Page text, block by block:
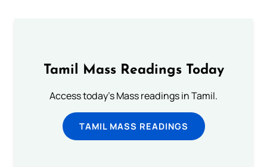
Tamil Mass Readings Today
Access today's Mass readings in Tamil.
TAMIL MASS READINGS